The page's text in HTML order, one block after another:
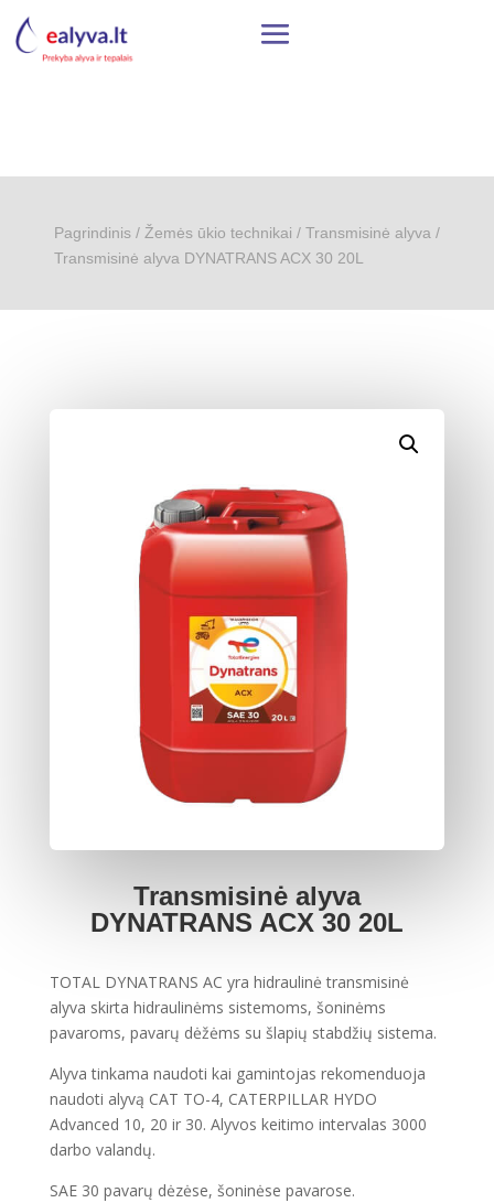
Pagrindinis/ Žemės ūkio technikai / Transmisinė alyva /
Transmisinė alyva DYNATRANS ACX 30 20L
Transmisinė alyva
DYNATRANS ACX 30 20L
TOTAL DYNATRANS AC yra hidraulinė transmisinė
alyva skirta hidraulinėms sistemoms, šoninėms
pavaroms, pavarų dėžėms su šlapių stabdžių sistema.
Alyva tinkama naudoti kai gamintojas rekomenduoja
naudoti alyvą CAT TO-4, CATERPILLAR HYDO
Advanced 10, 20 ir 30. Alyvos keitimo intervalas 3000
darbo valandų.
SAE 30 pavarų dėzėse, šoninėse pavarose.